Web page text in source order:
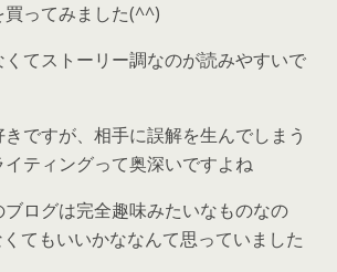
ってみました(^^)
てストーリー調なのが読みやすいで
ですが、相手に誤解を生んでしまう
ティングって奥深いですよね
ログは完全趣味みたいなものなの
てもいいかななんて思っていました